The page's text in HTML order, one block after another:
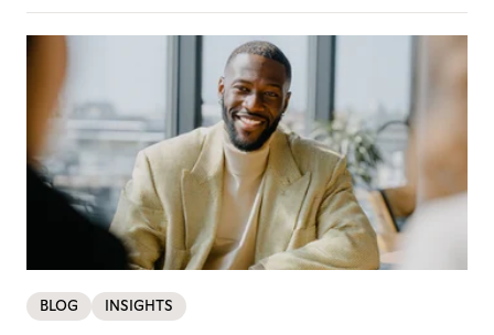
BLOG INSIGHTS